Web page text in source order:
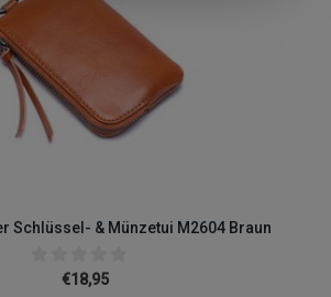
Schlüssel- & Münzetui M2604 Braun
€18,95